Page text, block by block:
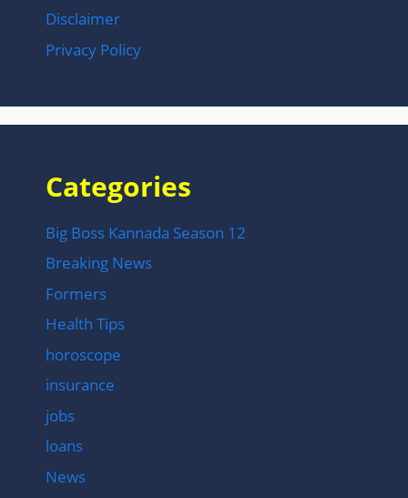
Disclaimer
Privacy Policy
Categories
Big Boss Kannada Season 12
Breaking News
Formers
Health Tips
horoscope
insurance
jobs
loans
News